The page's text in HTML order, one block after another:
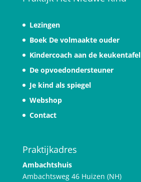
Lezingen
Boek De volmaakte ouder
Kindercoach aan de keukentafel
De opvoedondersteuner
Je kind als spiegel
Webshop
Contact
Praktijkadres
Ambachtshuis
Ambachtsweg 46 Huizen (NH)